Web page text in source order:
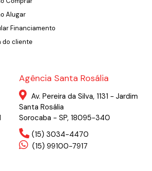
Alugar
Financiamento
do cliente
Agência Santa Rosália
Av. Pereira da Silva, 1131 - Jardim
Santa Rosália
Sorocaba - SP, 18095-340
(15) 3034-4470
(15) 99100-7917